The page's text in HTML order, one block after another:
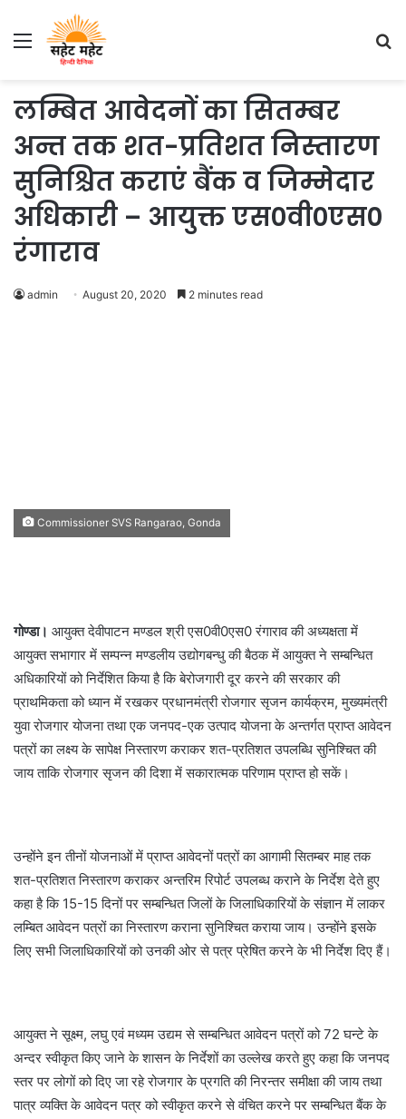
Menu
लम्बित आवेदनों का सितम्बर
अन्त तक शत-प्रतिशत निस्तारण
सुनिश्चित कराएं बैंक व जिम्मेदार
अधिकारी – आयुक्त एस0वी0एस0
रंगाराव
admin August 20, 2020 2 minutes read
Commissioner SVS Rangarao, Gonda
गोण्डा। आयुक्त देवीपाटन मण्डल श्री एस0वी0एस0 रंगाराव की अध्यक्षता में
आयुक्त सभागार में सम्पन्न मण्डलीय उद्योगबन्धु की बैठक में आयुक्त ने सम्बन्धित
अधिकारियों को निर्देशित किया है कि बेरोजगारी दूर करने की सरकार की
प्राथमिकता को ध्यान में रखकर प्रधानमंत्री रोजगार सृजन कार्यक्रम, मुख्यमंत्री
युवा रोजगार योजना तथा एक जनपद-एक उत्पाद योजना के अन्तर्गत प्राप्त आवेदन
पत्रों का लक्ष्य के सापेक्ष निस्तारण कराकर शत-प्रतिशत उपलब्धि सुनिश्चित की
जाय ताकि रोजगार सृजन की दिशा में सकारात्मक परिणाम प्राप्त हो सकें।
उन्होंने इन तीनों योजनाओं में प्राप्त आवेदनों पत्रों का आगामी सितम्बर माह तक
शत-प्रतिशत निस्तारण कराकर अन्तरिम रिपोर्ट उपलब्ध कराने के निर्देश देते हुए
कहा है कि 15-15 दिनों पर सम्बन्धित जिलों के जिलाधिकारियों के संज्ञान में लाकर
लम्बित आवेदन पत्रों का निस्तारण कराना सुनिश्चित कराया जाय। उन्होंने इसके
लिए सभी जिलाधिकारियों को उनकी ओर से पत्र प्रेषित करने के भी निर्देश दिए हैं।
आयुक्त ने सूक्ष्म, लघु एवं मध्यम उद्यम से सम्बन्धित आवेदन पत्रों को 72 घन्टे के
अन्दर स्वीकृत किए जाने के शासन के निर्देशों का उल्लेख करते हुए कहा कि जनपद
स्तर पर लोगों को दिए जा रहे रोजगार के प्रगति की निरन्तर समीक्षा की जाय तथा
पात्र व्यक्ति के आवेदन पत्र को स्वीकृत करने से वंचित करने पर सम्बन्धित बैंक के